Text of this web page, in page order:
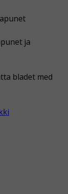
ja
bladet med